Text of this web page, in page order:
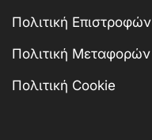
Πολιτική Επιστροφών
Πολιτική Μεταφορών
Πολιτική Cookie